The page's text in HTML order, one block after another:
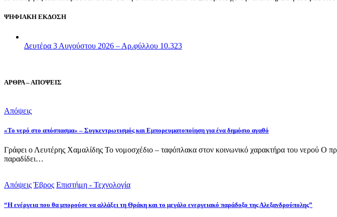
ΨΗΦΙΑΚΗ ΕΚΔΟΣΗ
Δευτέρα 3 Αυγούστου 2026 – Αρ.φύλλου 10.323
ΑΡΘΡΑ – ΑΠΟΨΕΙΣ
Απόψεις
«Το νερό στο απόσπασμα» – Συγκεντρωτισμός και Εμπορευματοποίηση για ένα δημόσιο αγαθό
Γράφει ο Λευτέρης Χαμαλίδης Το νομοσχέδιο – ταφόπλακα στον κοινωνικό χαρακτήρα του νερού Ο
παραδίδει…
Απόψεις Έβρος Επιστήμη - Τεχνολογία
“Η ενέργεια που θα μπορούσε να αλλάξει τη Θράκη και το μεγάλο ενεργειακό παράδοξο της Αλεξανδρούπολης”